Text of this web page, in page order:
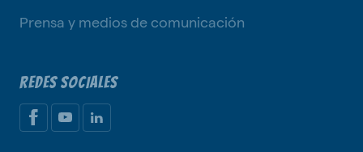
Prensa y medios de comunicación
REDES SOCIALES